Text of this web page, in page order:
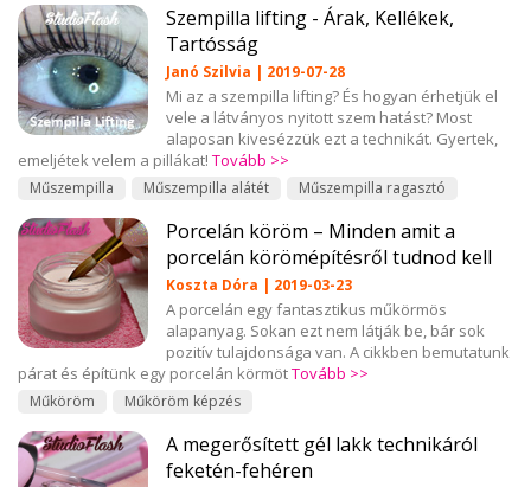
Szempilla lifting - Árak, Kellékek,
Tartósság
Janó Szilvia | 2019-07-28
Mi az a szempilla lifting? És hogyan érhetjük el
vele a látványos nyitott szem hatást? Most
alaposan kivesézzük ezt a technikát. Gyertek,
emeljétek velem a pillákat! Tovább >>
Műszempilla Műszempilla alátét Műszempilla ragasztó
Porcelán köröm – Minden amit a
porcelán körömépítésről tudnod kell
Koszta Dóra | 2019-03-23
A porcelán egy fantasztikus műkörmös
alapanyag. Sokan ezt nem látják be, bár sok
pozitív tulajdonsága van. A cikkben bemutatunk
párat és építünk egy porcelán körmötTovább >>
Műköröm Műköröm képzés
A megerősített gél lakk technikáról
feketén-fehéren